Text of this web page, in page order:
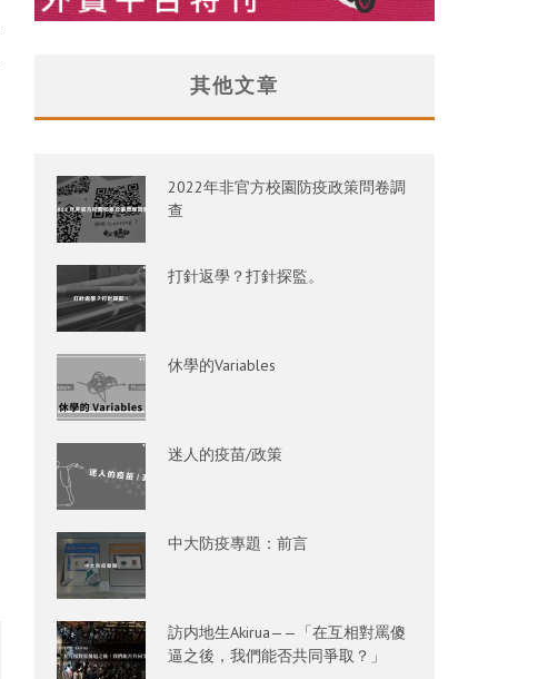
其他文章
2022年非官方校園防疫政策問卷調
查
打針返學？打針探監。
休學的Variables
迷人的疫苗/政策
中大防疫專題：前言
訪内地生Akirua——「在互相對罵傻
逼之後，我們能否共同爭取？」